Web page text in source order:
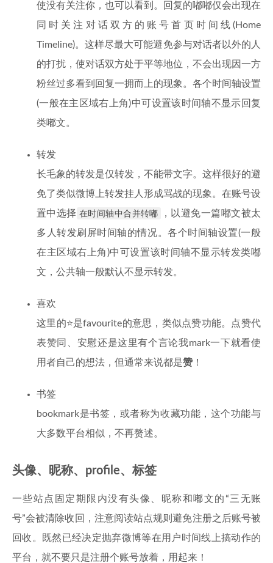
使没有关注你，也可以看到。回复的嘟嘟仅会出现在
同时关注对话双方的账号首页时间线(Home
Timeline)。这样尽最大可能避免参与对话者以外的人
的打扰，使对话双方处于平等地位，不会出现因一方
粉丝过多看到回复一拥而上的现象。各个时间轴设置
(一般在主区域右上角)中可设置该时间轴不显示回复
类嘟文。
转发
长毛象的转发是仅转发，不能带文字。这样很好的避
免了类似微博上转发挂人形成骂战的现象。在账号设
置中选择 在时间轴中合并转嘟
，以避免一篇嘟文被太
多人转发刷屏时间轴的情况。各个时间轴设置(一般
在主区域右上角)中可设置该时间轴不显示转发类嘟
文，公共轴一般默认不显示转发。
喜欢
这里的⭐是favourite的意思，类似点赞功能。点赞代
表赞同、安慰还是这里有个言论我mark一下就看使
用者自己的想法，但通常来说都是赞 ！
书签
bookmark是书签，或者称为收藏功能，这个功能与
大多数平台相似，不再赘述。
头像、昵称、profile、标签
一些站点固定期限内没有头像、昵称和嘟文的“三无账
号”会被清除收回，注意阅读站点规则避免注册之后账号被
回收。既然已经决定抛弃微博等在用户时间线上搞动作的
平台，就不要只是注册个账号放着，用起来！